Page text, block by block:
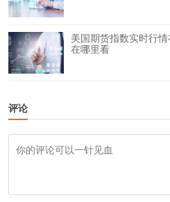
美国期货指数实时行
在哪里看
评论